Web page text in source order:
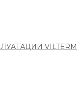
VILTERM